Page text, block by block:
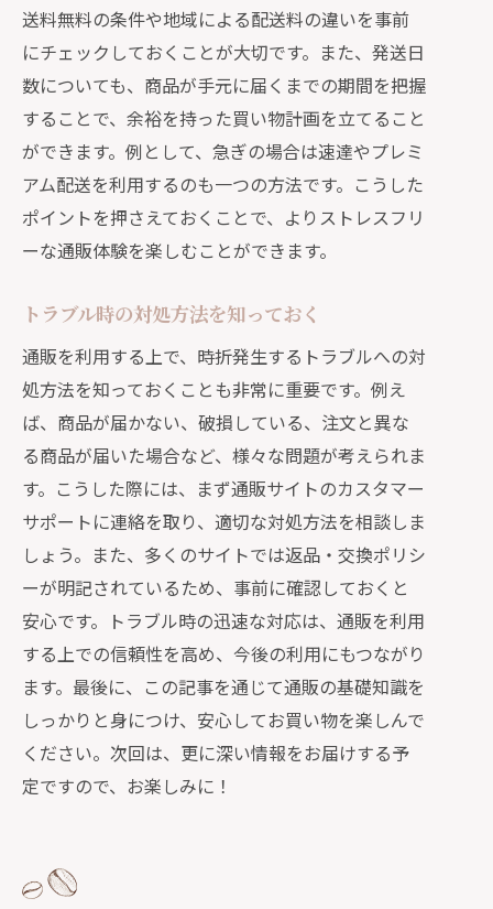
送料無料の条件や地域による配送料の違いを事前
にチェックしておくことが大切です。また、発送日
数についても、商品が手元に届くまでの期間を把握
することで、余裕を持った買い物計画を立てること
ができます。例として、急ぎの場合は速達やプレミ
アム配送を利用するのも一つの方法です。こうした
ポイントを押さえておくことで、よりストレスフリ
ーな通販体験を楽しむことができます。
トラブル時の対処方法を知っておく
通販を利用する上で、時折発生するトラブルへの対
処方法を知っておくことも非常に重要です。例え
ば、商品が届かない、破損している、注文と異な
る商品が届いた場合など、様々な問題が考えられま
す。こうした際には、まず通販サイトのカスタマー
サポートに連絡を取り、適切な対処方法を相談しま
しょう。また、多くのサイトでは返品・交換ポリシ
ーが明記されているため、事前に確認しておくと
安心です。トラブル時の迅速な対応は、通販を利用
する上での信頼性を高め、今後の利用にもつながり
ます。最後に、この記事を通じて通販の基礎知識を
しっかりと身につけ、安心してお買い物を楽しんで
ください。次回は、更に深い情報をお届けする予
定ですので、お楽しみに！